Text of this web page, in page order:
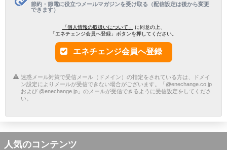
節約・節電に役立つメールマガジンを受け取る（配信設定は後から変更
できます）
「個人情報の取扱いについて」
に同意の上、
「エネチェンジ会員へ登録」ボタンを押してください。
エネチェンジ会員へ登録
迷惑メール対策で受信メール（ドメイン）の指定をされている方は、ドメイ
ン設定によりメールが受信できない場合がございます。「@enechange.co.jp
および @enechange.jp」のメールが受信できるように受信設定をしてくださ
い。
人気のコンテンツ